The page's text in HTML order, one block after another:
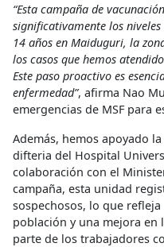
“Esta campaña de
significativamente los
14 años en Maiduguri, la
los casos que hemos
Este paso proactivo es
enfermedad”, afirma Nao
emergencias de MSF para
Además, hemos apoyado
difteria del Hospital
colaboración con el
campaña, esta unidad
sospechosos, lo que
población y una mejora en
parte de los trabajadores